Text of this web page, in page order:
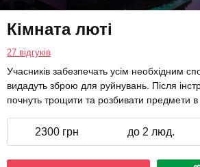
Кімната люті
27 відгуків
Учасників забезпечать усім необхідним
видадуть зброю для руйнувань. Після
почнуть трощити та розбивати предмети в
2300 грн до 2 люд.